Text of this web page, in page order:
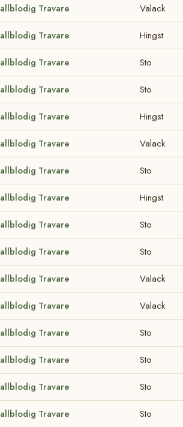
Travare Valack
Travare Hingst
Travare Sto
Travare Sto
Travare Hingst
Travare Valack
Travare Sto
Travare Hingst
Travare Sto
Travare Sto
Travare Valack
Travare Valack
Travare Sto
Travare Sto
Travare Sto
Travare Sto